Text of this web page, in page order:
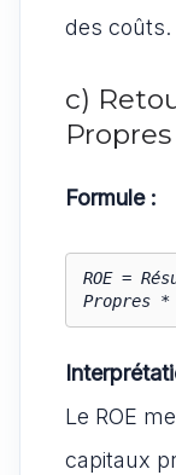
des coûts.
c)
Formule :
ROE =
Propres *
Le ROE
capitaux